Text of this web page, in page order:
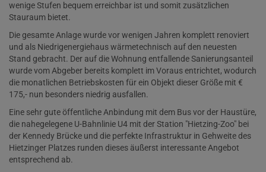
wenige Stufen bequem erreichbar ist und somit zusätzlichen
Stauraum bietet.
Die gesamte Anlage wurde vor wenigen Jahren komplett renoviert
und als Niedrigenergiehaus wärmetechnisch auf den neuesten
Stand gebracht. Der auf die Wohnung entfallende Sanierungsanteil
wurde vom Abgeber bereits komplett im Voraus entrichtet, wodurch
die monatlichen Betriebskosten für ein Objekt dieser Größe mit €
175,- nun besonders niedrig ausfallen.
Eine sehr gute öffentliche Anbindung mit dem Bus vor der Haustüre,
die nahegelegene U-Bahnlinie U4 mit der Station "Hietzing-Zoo" bei
der Kennedy Brücke und die perfekte Infrastruktur in Gehweite des
Hietzinger Platzes runden dieses äußerst interessante Angebot
entsprechend ab.